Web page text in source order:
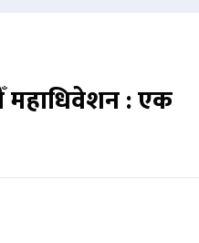
महाधिवेशन : एक